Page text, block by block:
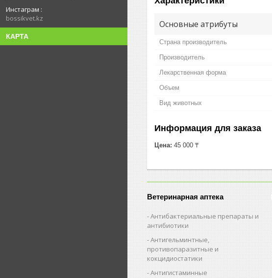
Инстаграм
bossikvet.kz
КАРТА
Основные атрибуты
Страна производитель
Производитель
Лекарственная форма
Объем
Вид животных
Информация для заказа
Цена: 45 000 ₸
Ветеринарная аптека
Антибактериальные препараты и
антибиотики
Антигельминтные,
противопаразитные и
кокцидиостатики
Антигистаминные